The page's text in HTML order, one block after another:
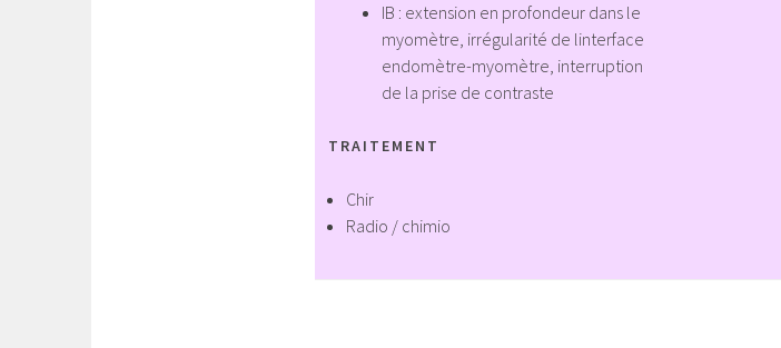
IB : extension en profondeur dans le
myomètre, irrégularité de linterface
endomètre-myomètre, interruption
de la prise de contraste
TRAITEMENT
Chir
Radio / chimio